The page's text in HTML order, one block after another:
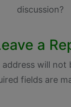
discussion?
a
address will not
fields are